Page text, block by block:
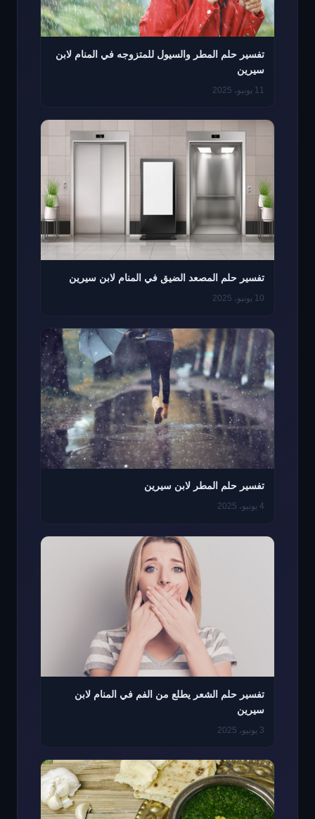
تفسير حلم المطر والسيول للمتزوجه في المنام لابن
سيرين
11 يونيو، 2025
تفسير حلم المصعد الضيق في المنام لابن سيرين
10 يونيو، 2025
تفسير حلم المطر لابن سيرين
4 يونيو، 2025
تفسير حلم الشعر يطلع من الفم في المنام لابن
سيرين
3 يونيو، 2025